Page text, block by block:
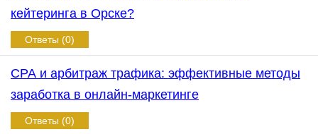
кейтеринга в Орске?
Ответы (0)
СРА и арбитраж трафика: эффективные методы
заработка в онлайн-маркетинге
Ответы (0)